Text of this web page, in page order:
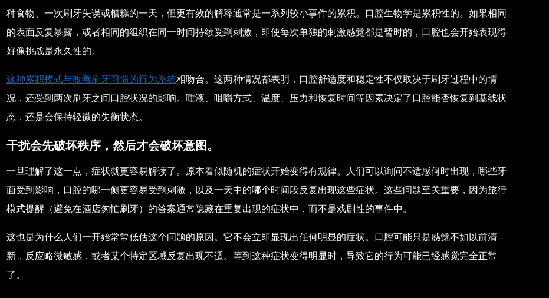
种食物、一次刷牙失误或糟糕的一天，但更有效的解释通常是一系列较小事件的累积。口腔生物学是累积性的。如果相同
的表面反复暴露，或者相同的组织在同一时间持续受到刺激，即使每次单独的刺激感觉都是暂时的，口腔也会开始表现得
好像挑战是永久性的。
这种累积模式与改善刷牙习惯的行为系统相吻合。这两种情况都表明，口腔舒适度和稳定性不仅取决于刷牙过程中的情
况，还受到两次刷牙之间口腔状况的影响。唾液、咀嚼方式、温度、压力和恢复时间等因素决定了口腔能否恢复到基线状
态，还是会保持轻微的失衡状态。
干扰会先破坏秩序，然后才会破坏意图。
一旦理解了这一点，症状就更容易解读了。原本看似随机的症状开始变得有规律。人们可以询问不适感何时出现，哪些牙
面受到影响，口腔的哪一侧更容易受到刺激，以及一天中的哪个时间段反复出现这些症状。这些问题至关重要，因为旅行
模式提醒（避免在酒店匆忙刷牙）的答案通常隐藏在重复出现的症状中，而不是戏剧性的事件中。
这也是为什么人们一开始常常低估这个问题的原因。它不会立即显现出任何明显的症状。口腔可能只是感觉不如以前清
新，反应略微敏感，或者某个特定区域反复出现不适。等到这种症状变得明显时，导致它的行为可能已经感觉完全正常
了。